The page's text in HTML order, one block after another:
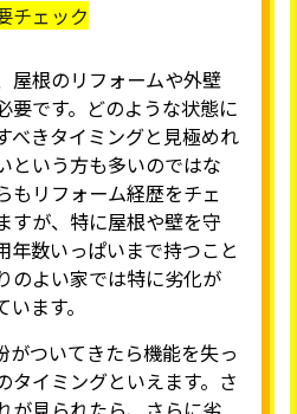
チェック
屋根のリフォームや外壁
要です。どのような状態に
べきタイミングと見極めれ
という方も多いのではな
もリフォーム経歴をチェ
すが、特に屋根や壁を守
年数いっぱいまで持つこと
のよい家では特に劣化が
ます。
がついてきたら機能を失っ
タイミングといえます。さ